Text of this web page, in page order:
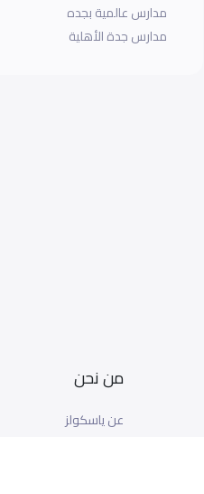
مدارس عالمية بجده
مدارس جدة الأهلية
من نحن
عن ياسكولز